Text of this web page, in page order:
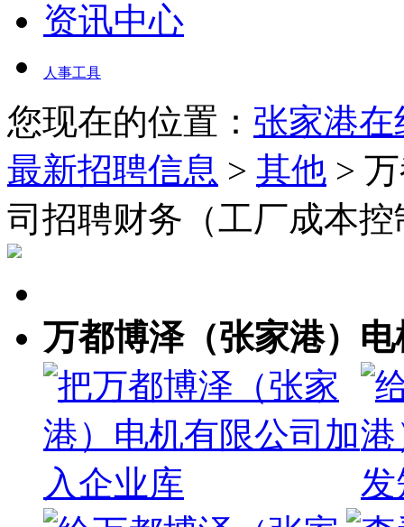
资讯中心
人事工具
您现在的位置： 张家港
最新招聘信息 > 其他 >
司招聘财务（工厂成本
万都博泽（张家港）